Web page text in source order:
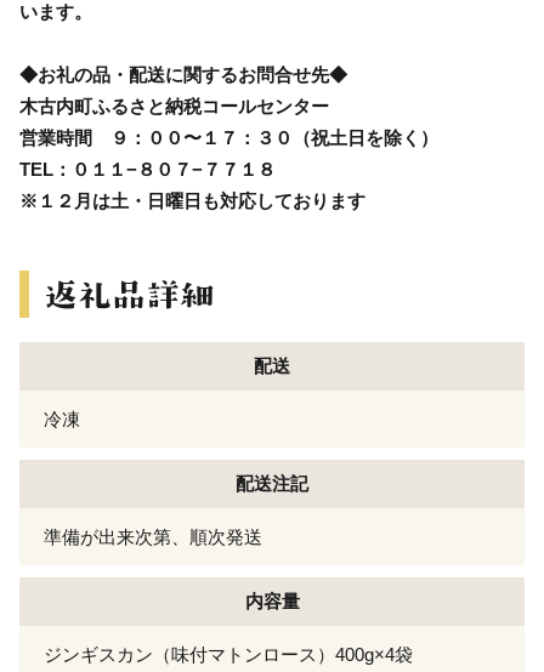
います。
◆お礼の品・配送に関するお問合せ先◆
木古内町ふるさと納税コールセンター
営業時間 ９：００〜１７：３０（祝土日を除く）
TEL：０１１−８０７−７７１８
※１２月は土・日曜日も対応しております
配送
冷凍
配送注記
準備が出来次第、順次発送
内容量
ジンギスカン（味付マトンロース）400g×4袋